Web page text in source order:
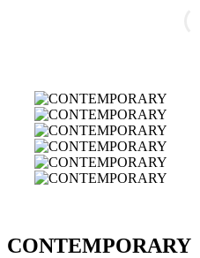
CONTEMPORARY